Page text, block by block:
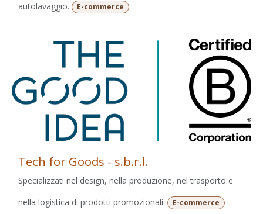
autolavaggio.
E-commerce
Tech for Goods - s.b.r.l.
Specializzati nel design, nella produzione, nel trasporto e
nella logistica di prodotti promozionali.
E-commerce